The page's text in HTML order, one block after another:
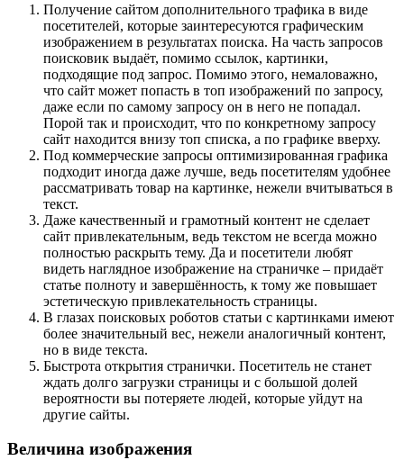
Получение сайтом дополнительного трафика в виде
посетителей, которые заинтересуются графическим
изображением в результатах поиска. На часть запросов
поисковик выдаёт, помимо ссылок, картинки,
подходящие под запрос. Помимо этого, немаловажно,
что сайт может попасть в топ изображений по запросу,
даже если по самому запросу он в него не попадал.
Порой так и происходит, что по конкретному запросу
сайт находится внизу топ списка, а по графике вверху.
Под коммерческие запросы оптимизированная графика
подходит иногда даже лучше, ведь посетителям удобнее
рассматривать товар на картинке, нежели вчитываться в
текст.
Даже качественный и грамотный контент не сделает
сайт привлекательным, ведь текстом не всегда можно
полностью раскрыть тему. Да и посетители любят
видеть наглядное изображение на страничке – придаёт
статье полноту и завершённость, к тому же повышает
эстетическую привлекательность страницы.
В глазах поисковых роботов статьи с картинками имеют
более значительный вес, нежели аналогичный контент,
но в виде текста.
Быстрота открытия странички. Посетитель не станет
ждать долго загрузки страницы и с большой долей
вероятности вы потеряете людей, которые уйдут на
другие сайты.
Величина изображения